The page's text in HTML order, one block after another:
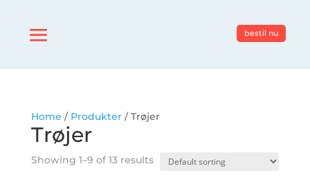
bestil nu
Home / Produkter/ Trøjer
Trøjer
Showing 1–9 of 13 results